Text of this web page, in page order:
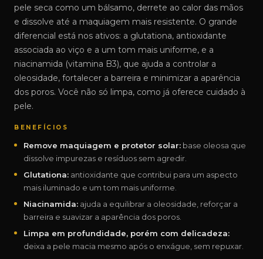
pele seca como um bálsamo, derrete ao calor das mãos
e dissolve até a maquiagem mais resistente. O grande
diferencial está nos ativos: a glutationa, antioxidante
associada ao viço e a um tom mais uniforme, e a
niacinamida (vitamina B3), que ajuda a controlar a
oleosidade, fortalecer a barreira e minimizar a aparência
dos poros. Você não só limpa, como já oferece cuidado à
pele.
BENEFÍCIOS
Remove maquiagem e protetor solar: base oleosa que
dissolve impurezas e resíduos sem agredir.
Glutationa: antioxidante que contribui para um aspecto
mais iluminado e um tom mais uniforme.
Niacinamida: ajuda a equilibrar a oleosidade, reforçar a
barreira e suavizar a aparência dos poros.
Limpa em profundidade, porém com delicadeza:
deixa a pele macia mesmo após o enxágue, sem repuxar.